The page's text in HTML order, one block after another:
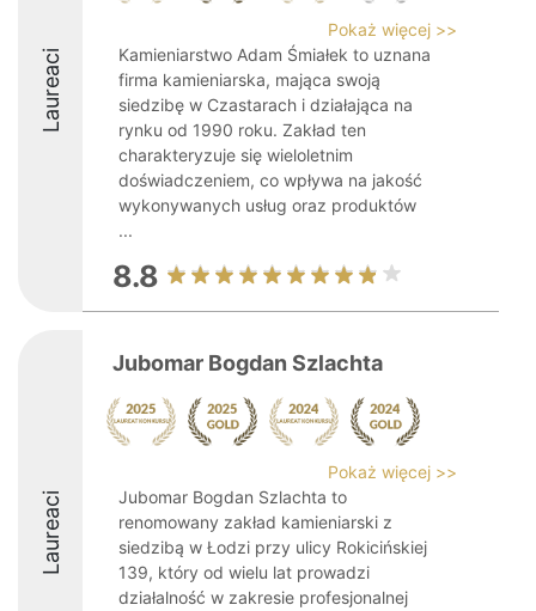
Laureaci
Pokaż więcej >>
Kamieniarstwo Adam Śmiałek to uznana
firma kamieniarska, mająca swoją
siedzibę w Czastarach i działająca na
rynku od 1990 roku. Zakład ten
charakteryzuje się wieloletnim
doświadczeniem, co wpływa na jakość
wykonywanych usług oraz produktów
...
8.8
Laureaci
Jubomar Bogdan Szlachta
Pokaż więcej >>
Jubomar Bogdan Szlachta to
renomowany zakład kamieniarski z
siedzibą w Łodzi przy ulicy Rokicińskiej
139, który od wielu lat prowadzi
działalność w zakresie profesjonalnej